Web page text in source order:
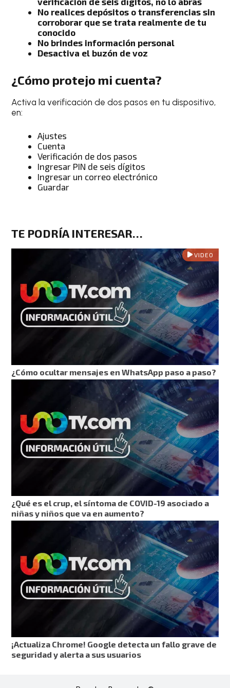
No realices depósitos o transferencias sin
corroborar que se trata realmente de tu
conocido
No brindes información personal
Desactiva el buzón de voz
¿Cómo protejo mi cuenta?
Activa la verificación de dos pasos en tu dispositivo,
en:
Ajustes
Cuenta
Verificación de dos pasos
Ingresar PIN de seis dígitos
Ingresar un correo electrónico
Guardar
TE PODRÍA INTERESAR…
VIDEO
¿Cómo ocultar mensajes en WhatsApp paso a paso?
¿Qué es el crup, el síntoma de COVID-19 asociado a
niñas y niños que va en aumento?
¡Actualiza Chrome! Google detecta un fallo grave de
seguridad y alerta a sus usuarios